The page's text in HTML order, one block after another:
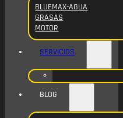
BLUEMAX-AGUA
GRASAS
MOTOR
SERVICIOS
BLOG